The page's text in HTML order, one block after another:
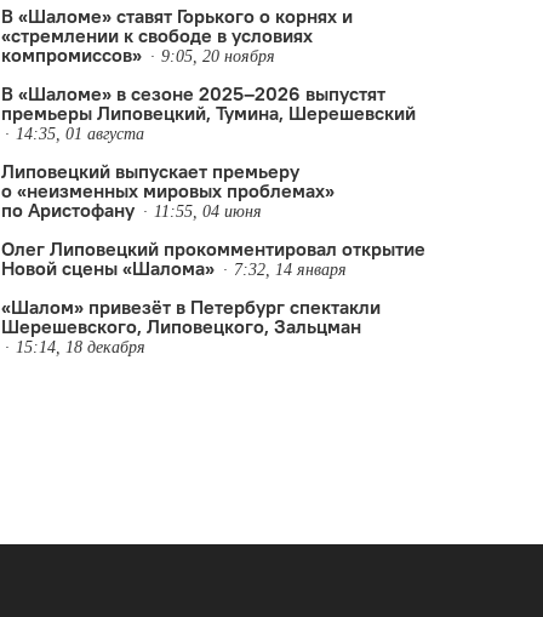
Шалом,Яна Тумина
В «Шаломе» ставят Горького о корнях и
«стремлении к свободе в условиях
компромиссов»
9:05, 20 ноября
В «Шаломе» в сезоне 2025–2026 выпустят
премьеры Липовецкий, Тумина, Шерешевский
14:35, 01 августа
Липовецкий выпускает премьеру
о «неизменных мировых проблемах»
по Аристофану
11:55, 04 июня
Олег Липовецкий прокомментировал открытие
Новой сцены «Шалома»
7:32, 14 января
«Шалом» привезёт в Петербург спектакли
Шерешевского, Липовецкого, Зальцман
15:14, 18 декабря